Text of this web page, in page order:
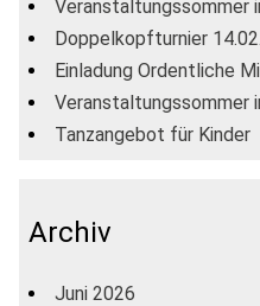
Veranstaltungssommer
Doppelkopfturnier
Einladung Ordentliche
Veranstaltungssommer
Tanzangebot für Kinder
Archiv
Juni 2026